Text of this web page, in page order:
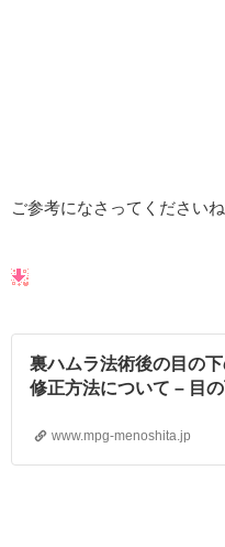
ご参考になさってくださいね
裏ハムラ法術後の目の
修正方法について – 目
www.mpg-menoshita.jp